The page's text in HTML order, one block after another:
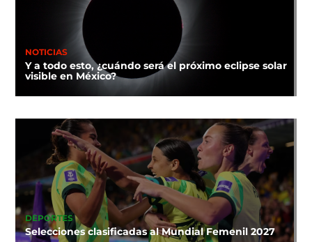
NOTICIAS
Y a todo esto, ¿cuándo será el próximo eclipse solar
visible en México?
DEPORTES
Selecciones clasificadas al Mundial Femenil 2027